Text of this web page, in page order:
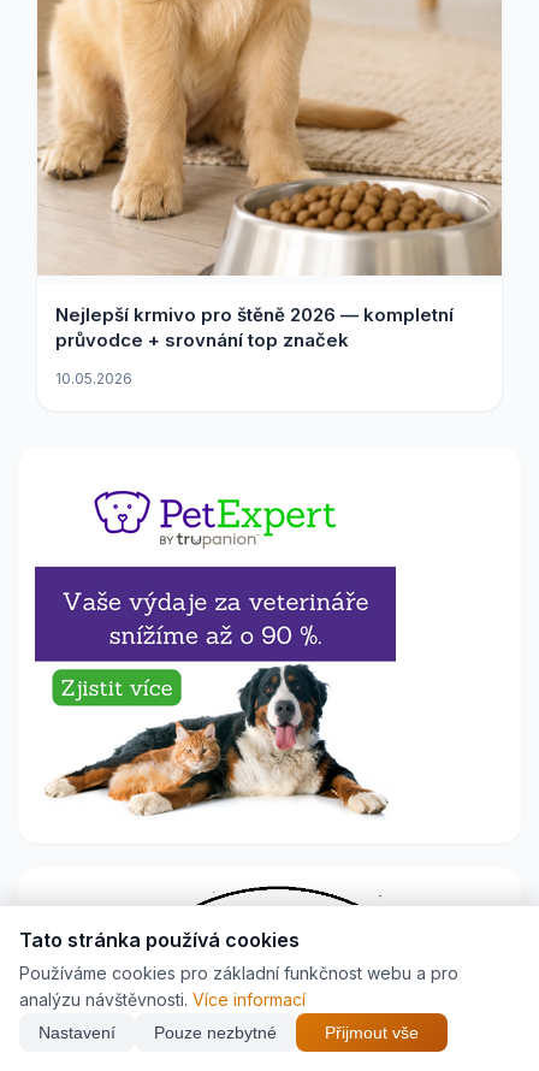
Najdi nejlepší cenu z
🥣 Krmivo pro psy →
×
Nejlepší krmivo pro štěně 2026 — kompletní
průvodce + srovnání top značek
10.05.2026
Tato stránka používá cookies
Používáme cookies pro základní funkčnost webu a pro
analýzu návštěvnosti. Více informací
Nastavení Pouze nezbytné Přijmout vše